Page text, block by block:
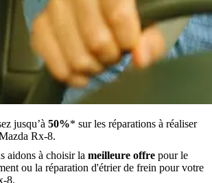
jusqu’à 50%* sur les réparations à réaliser
Rx-8.
aidons à choisir la meilleure offre pour le
ou la réparation d'étrier de frein pour votre
8.